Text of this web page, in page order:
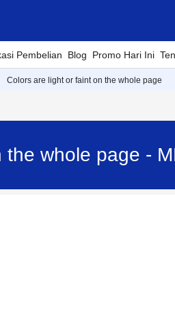
Pembelian Blog Promo Hari Ini
Colors are light or faint on the whole page
whole page -